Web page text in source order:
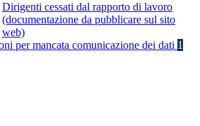
Dirigenti cessati dal rapporto di lavoro
(documentazione da pubblicare sul sito
web)
per mancata comunicazione dei dati 1